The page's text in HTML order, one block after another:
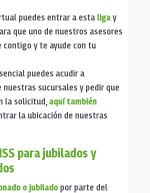
puedes entrar a esta ligay
que uno de nuestros asesores
contigo y te ayude con tu
puedes acudir a
nuestras sucursales y pedir que
la solicitud, aquí también
la ubicación de nuestras
para jubilados y
o jubiladopor parte del